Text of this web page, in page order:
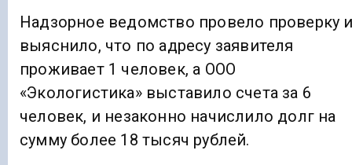
Надзорное ведомство провело проверку
выяснило, что по адресу заявителя
проживает 1 человек, а ООО
«Экологистика» выставило счета за 6
человек, и незаконно начислило долг на
сумму более 18 тысяч рублей.